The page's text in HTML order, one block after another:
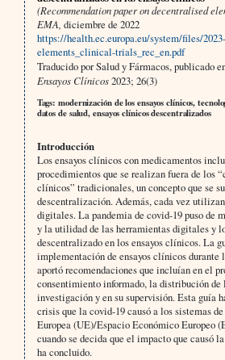
(Recommendation paper on decentralised
EMA, diciembre de 2022
https://health.ec.europa.eu/system/files/
elements_clinical-trials_rec_en.pdf
Traducido por Salud y Fármacos, publicado
Ensayos Clínicos2023; 26(3)
Tags: modernización de los ensayos clínicos,
datos de salud, ensayos clínicos descentralizados
Introducción
Los ensayos clínicos con medicamentos
procedimientos que se realizan fuera de los
clínicos” tradicionales, un concepto que se
descentralización. Además, cada vez
digitales. La pandemia de covid-19 puso de
y la utilidad de las herramientas digitales y
descentralizado en los ensayos clínicos. La
implementación de ensayos clínicos durante
aportó recomendaciones que incluían en el
consentimiento informado, la distribución de
investigación y en su supervisión. Esta guía
crisis que la covid-19 causó a los sistemas
Europea (UE)/Espacio Económico Europeo
cuando se decida que el impacto que causó
ha concluido.